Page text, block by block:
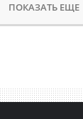
ПОКАЗАТЬ ЕЩЕ